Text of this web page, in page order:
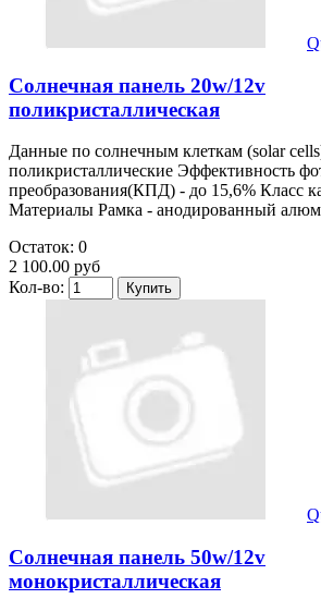
Солнечная панель 20w/12v
поликристаллическая
Данные по солнечным клеткам (solar
поликристаллические Эффективность
преобразования(КПД) - до 15,6% Класс
Материалы Рамка - анодированный
Остаток: 0
2 100.00 руб
Кол-во:
Солнечная панель 50w/12v
монокристаллическая